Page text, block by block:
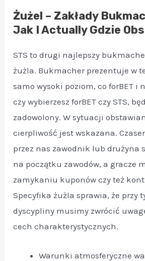
Żużel – Zakłady
Jak I Actually Gdzie
STS to drugi najlepszy
żużla. Bukmacher prezentuje w
samo wysoki poziom, co forBET i
czy wybierzesz forBET czy STS,
zadowolony. W sytuacji
cierpliwość jest wskazana.
przez nas zawodnik lub drużyna
na początku zawodów, a gracze
zamykaniu kuponów czy też
Specyfika żużla sprawia, że przy
dyscypliny musimy zwrócić
cech charakterystycznych.
Warunki atmosferyczne